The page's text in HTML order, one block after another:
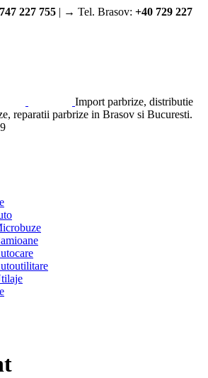
227 755 | → Tel. Brasov: +40 729 227
Import parbrize, distributie
reparatii parbrize in Brasov si Bucuresti.